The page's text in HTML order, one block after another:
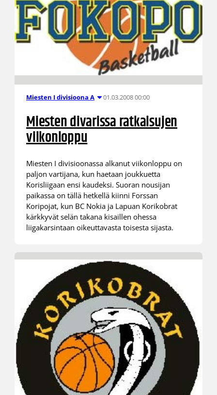
Miesten I divisioona A 01.03.2008 00:00
Miesten divarissa ratkaisujen
viikonloppu
Miesten I divisioonassa alkanut viikonloppu on
paljon vartijana, kun haetaan joukkuetta
Korisliigaan ensi kaudeksi. Suoran nousijan
paikassa on tällä hetkellä kiinni Forssan
Koripojat, kun BC Nokia ja Lapuan Korikobrat
kärkkyvät selän takana kisaillen ohessa
liigakarsintaan oikeuttavasta toisesta sijasta.